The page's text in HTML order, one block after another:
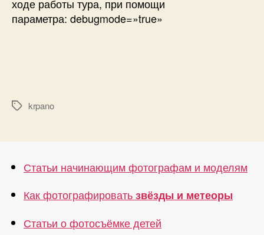
ходе работы тура, при помощи
параметра: debugmode=»true»
Меткиkrpano
Статьи начинающим фотографам и моделям
Как фотографироватьзвёзды и метеоры
Статьи о фотосъёмке детей